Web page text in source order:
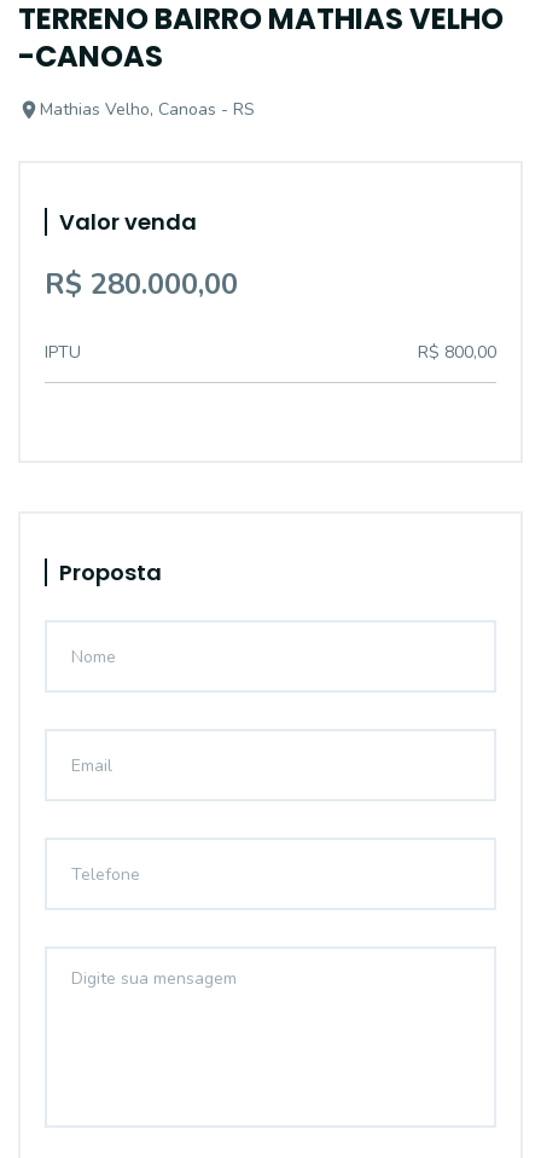
TERRENO BAIRRO MATHIAS VELHO
-CANOAS
Mathias Velho, Canoas - RS
Valor venda
R$ 280.000,00
IPTU R$ 800,00
Proposta